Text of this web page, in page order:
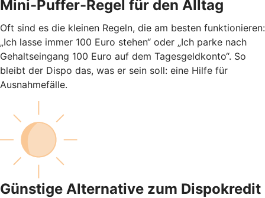
Mini-Puffer-Regel für den Alltag
Oft sind es die kleinen Regeln, die am besten funktionieren:
„Ich lasse immer 100 Euro stehen“ oder „Ich parke nach
Gehaltseingang 100 Euro auf dem Tagesgeldkonto“. So
bleibt der Dispo das, was er sein soll: eine Hilfe für
Ausnahmefälle.
Günstige Alternative zum Dispokredit